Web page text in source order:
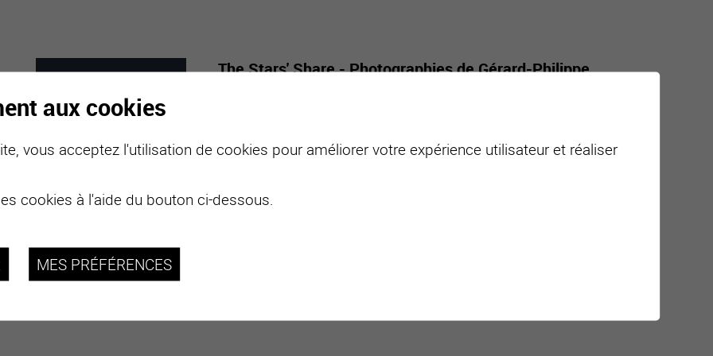
7 -29
MARS NOVE
2026
The Stars' Share - Photographies de Gérard-Philippe
monde entier.
plus d'informations
aux cookies
vous acceptez l'utilisation de cookies pour améliorer votre expérience utilisateur et réaliser
cookies à l'aide du bouton ci-dessous.
MES PRÉFÉRENCES